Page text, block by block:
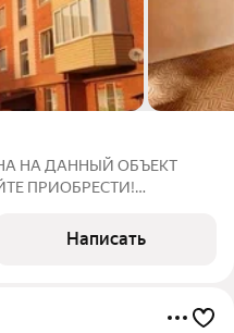
НА ДАННЫЙ ОБЪЕКТ
ПРИОБРЕСТИ!
Орджоникидзе, 83.
3-м этаже и
Написать